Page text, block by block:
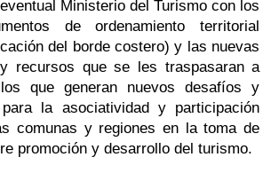
Ministerio del Turismo con los
de ordenamiento territorial
del borde costero) y las nuevas
recursos que se les traspasaran a
que generan nuevos desafíos y
para la asociatividad y participación
comunas y regiones en la toma de
promoción y desarrollo del turismo.